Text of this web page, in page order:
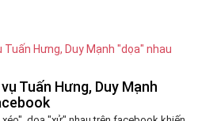
Tuấn Hưng, Duy Mạnh